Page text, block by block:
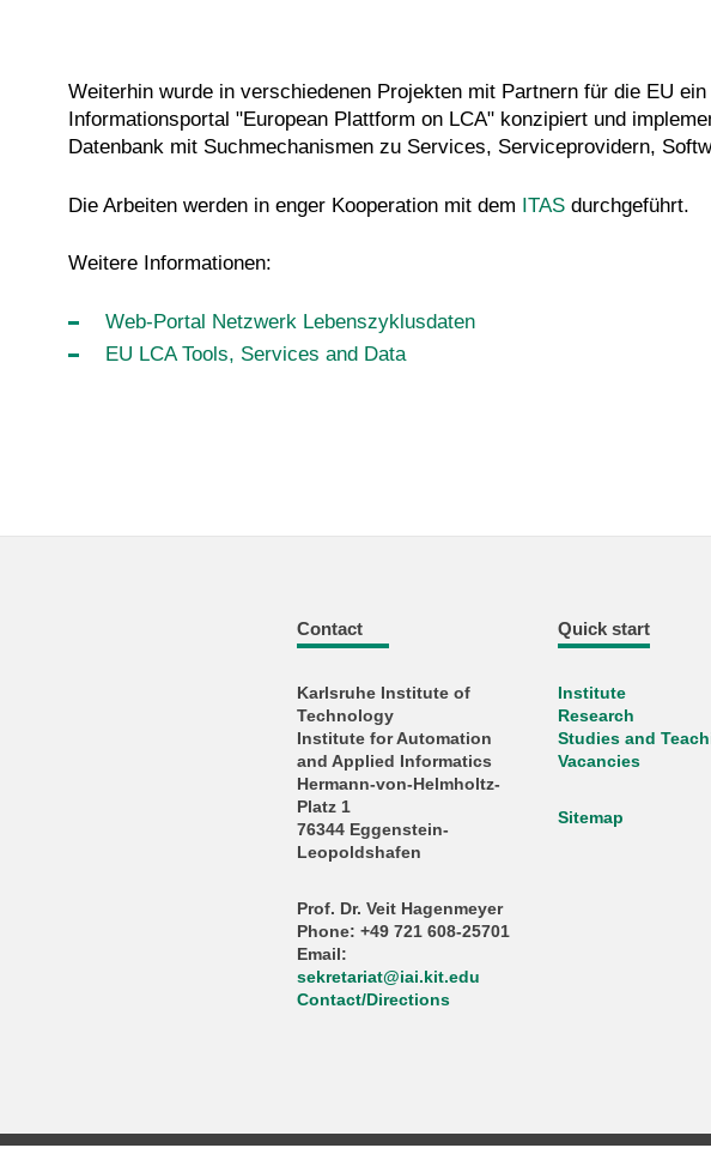
Weiterhin wurde in verschiedenen Projekten mit Partnern für die EU
Informationsportal "European Plattform on LCA" konzipiert und
Datenbank mit Suchmechanismen zu Services, Serviceprovidern,
Die Arbeiten werden in enger Kooperation mit dem ITAS durchgeführt.
Weitere Informationen:
Web-Portal Netzwerk Lebenszyklusdaten
EU LCA Tools, Services and Data
Contact
Karlsruhe Institute of
Technology
Institute for Automation
and Applied Informatics
Hermann-von-Helmholtz-
Platz 1
76344 Eggenstein-
Leopoldshafen
Prof. Dr. Veit Hagenmeyer
Phone: +49 721 608-25701
Email:
sekretariat@iai.kit.edu
Contact/Directions
Quick start
Institute
Research
Studies and
Vacancies
Sitemap